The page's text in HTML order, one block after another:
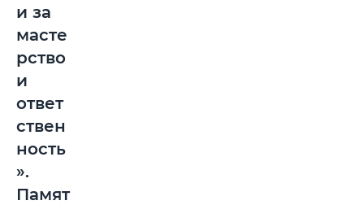
и за
масте
рство
и
ответ
ствен
ность
».
Памят